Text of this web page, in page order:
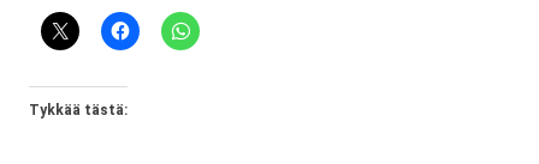
Tykkää tästä: